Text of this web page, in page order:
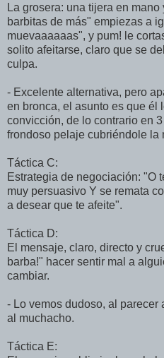
La grosera: una tijera en
barbitas de más" empiezas a
muevaaaaaas", y pum! le
solito afeitarse, claro que se
culpa.
- Excelente alternativa, pero
en bronca, el asunto es que él
convicción, de lo contrario en
frondoso pelaje cubriéndole la
Táctica C:
Estrategia de negociación: "O
muy persuasivo Y se remata
a desear que te afeite".
Táctica D:
El mensaje, claro, directo y
barba!" hacer sentir mal a
cambiar.
- Lo vemos dudoso, al parecer
al muchacho.
Táctica E: